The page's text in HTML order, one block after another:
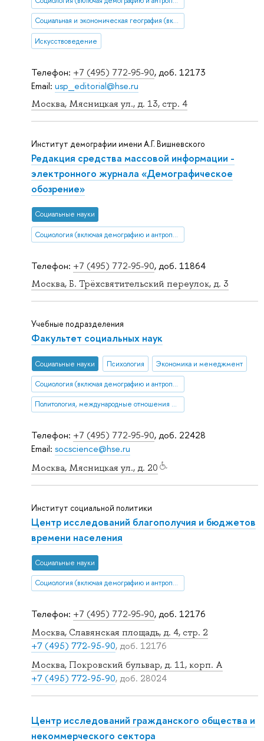
Телефон: +7 (495) 772-95-90, доб. 12173
Email: usp_editorial@hse.ru
Москва, Мясницкая ул., д. 13, стр. 4
Социальная и экономическая география (включая урбанистику и транспорт)
Искусствоведение
Телефон: +7 (495) 772-95-90, доб. 11864
Москва, Б. Трёхсвятительский переулок, д. 3
Институт демографии имени А.Г. Вишневского
Редакция средства массовой информации -
электронного журнала «Демографическое
обозрение»
Социальные науки
Социология (включая демографию и антропологию)
Телефон: +7 (495) 772-95-90, доб. 22428
Email: socscience@hse.ru
Москва, Мясницкая ул., д. 20
Учебные подразделения
Факультет социальных наук
Социальные науки Психология Экономика и менеджмент
Социология (включая демографию и антропологию)
Политология, международные отношения и ГМУ
Телефон: +7 (495) 772-95-90, доб. 12176
Москва, Славянская площадь, д. 4, стр. 2
+7 (495) 772-95-90, доб. 12176
Москва, Покровский бульвар, д. 11, корп. A
+7 (495) 772-95-90, доб. 28024
Институт социальной политики
Центр исследований благополучия и бюджетов
времени населения
Социальные науки
Социология (включая демографию и антропологию)
Центр исследований гражданского общества и
некоммерческого сектора